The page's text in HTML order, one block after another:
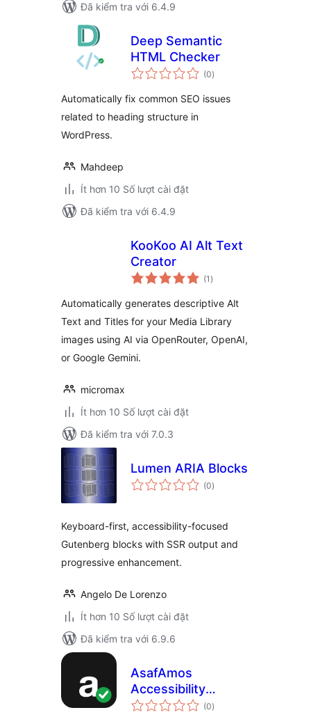
Đã kiểm tra với 6.4.9
Deep Semantic
HTML Checker
(0tổng
đánh
)
Automatically fix common SEO issues
related to heading structure in
WordPress.
Mahdeep
Ít hơn 10 Số lượt cài đặt
Đã kiểm tra với 6.4.9
KooKoo AI Alt Text
Creator
(1 tổng
đánh
)
Automatically generates descriptive Alt
Text and Titles for your Media Library
images using AI via OpenRouter, OpenAI,
or Google Gemini.
micromax
Ít hơn 10 Số lượt cài đặt
Đã kiểm tra với 7.0.3
Lumen ARIA Blocks
(0tổng
đánh
)
Keyboard-first, accessibility-focused
Gutenberg blocks with SSR output and
progressive enhancement.
Angelo De Lorenzo
Ít hơn 10 Số lượt cài đặt
Đã kiểm tra với 6.9.6
AsafAmos
Accessibility
Scanner
(0tổng
đánh
)